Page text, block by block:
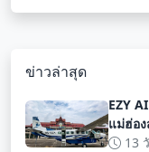
ข่าวล่าสุด
EZY
แม่ฮ่อ
13